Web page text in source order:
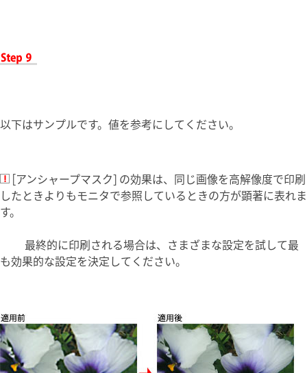
以下はサンプルです。値を参考にしてください。
[アンシャープマスク] の効果は、同じ画像を高解像度で印刷
したときよりもモニタで参照しているときの方が顕著に表れま
す。
最終的に印刷される場合は、さまざまな設定を試して最
も効果的な設定を決定してください。